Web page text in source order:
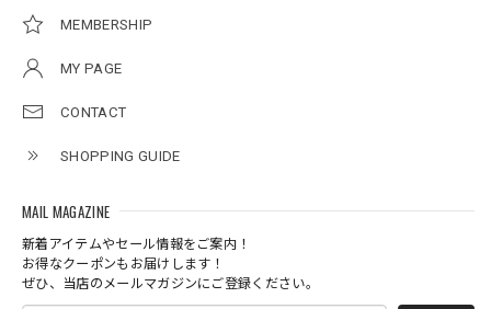
MEMBERSHIP
MY PAGE
CONTACT
SHOPPING GUIDE
MAIL MAGAZINE
新着アイテムやセール情報をご案内！
お得なクーポンもお届けします！
ぜひ、当店のメールマガジンにご登録ください。